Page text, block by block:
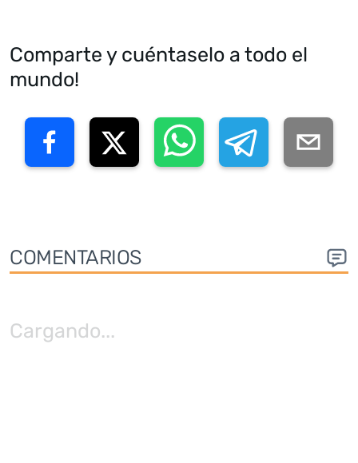
Comparte y cuéntaselo a todo el
mundo!
COMENTARIOS
Cargando...